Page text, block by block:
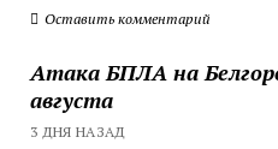
Оставить комментарий
Атака БПЛА на
августа
3 ДНЯ НАЗАД